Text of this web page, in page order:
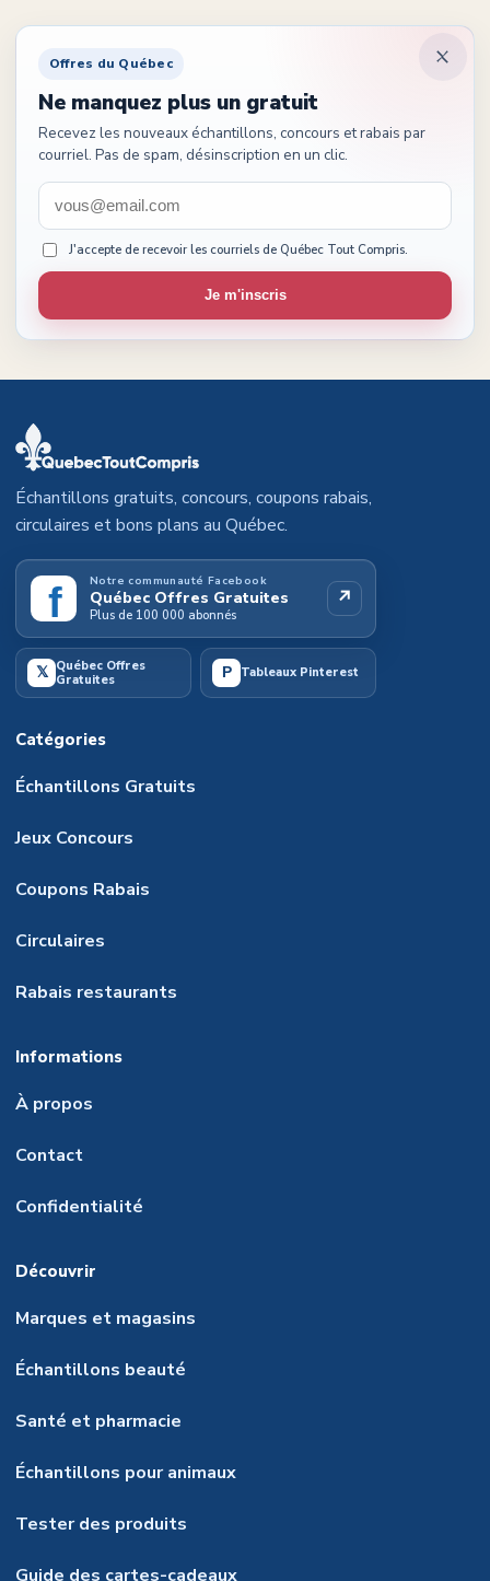
Offres du Québec
Ne manquez plus un gratuit
Recevez les nouveaux échantillons, concours et rabais par
courriel. Pas de spam, désinscription en un clic.
J'accepte de recevoir les courriels de Québec Tout Compris.
Je m'inscris
Échantillons gratuits, concours, coupons rabais,
circulaires et bons plans au Québec.
f Notre communauté Facebook
Québec Offres Gratuites
Plus de 100 000 abonnés
↗
𝕏 Québec Offres
Gratuites
P Tableaux Pinterest
Catégories
Échantillons Gratuits
Jeux Concours
Coupons Rabais
Circulaires
Rabais restaurants
Informations
À propos
Contact
Confidentialité
Découvrir
Marques et magasins
Échantillons beauté
Santé et pharmacie
Échantillons pour animaux
Tester des produits
Guide des cartes-cadeaux